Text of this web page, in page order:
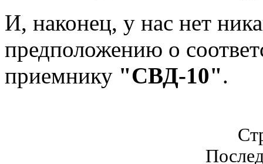
И, наконец, у нас нет
предположению о
приемнику "СВД-10".